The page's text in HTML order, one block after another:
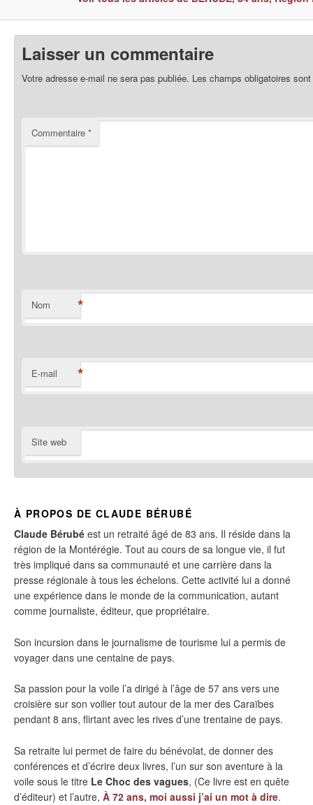
Laisser un commentaire
Votre adresse e-mail ne sera pas publiée. Les champs obligatoires
Commentaire *
Nom *
E-mail *
Site web
À PROPOS DE CLAUDE BÉRUBÉ
Claude Bérubé est un retraité âgé de 83 ans. Il réside dans la
région de la Montérégie. Tout au cours de sa longue vie, il fut
très impliqué dans sa communauté et une carrière dans la
presse régionale à tous les échelons. Cette activité lui a donné
une expérience dans le monde de la communication, autant
comme journaliste, éditeur, que propriétaire.
Son incursion dans le journalisme de tourisme lui a permis de
voyager dans une centaine de pays.
Sa passion pour la voile l’a dirigé à l’âge de 57 ans vers une
croisière sur son voilier tout autour de la mer des Caraïbes
pendant 8 ans, flirtant avec les rives d’une trentaine de pays.
Sa retraite lui permet de faire du bénévolat, de donner des
conférences et d’écrire deux livres, l’un sur son aventure à la
voile sous le titre Le Choc des vagues, (Ce livre est en quête
d’éditeur) et l’autre, À 72 ans, moi aussi j’ai un mot à dire.